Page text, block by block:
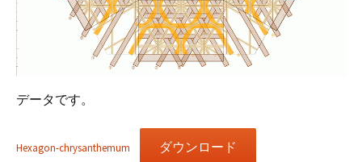
データです。
Hexagon-chrysanthemum ダウンロード